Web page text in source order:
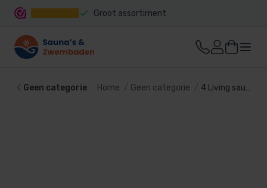
Groot assortiment
Geen categorie Home Geen categorie 4 Living saunageur Eucalyptus 500ml